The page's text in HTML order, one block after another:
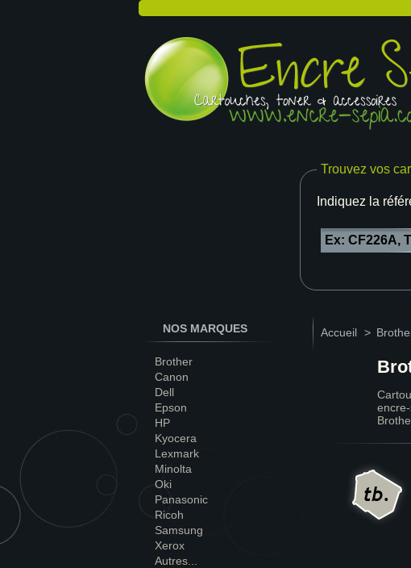
Trouvez vos
Indiquez la
NOS MARQUES
Brother
Canon
Dell
Epson
HP
Kyocera
Lexmark
Minolta
Oki
Panasonic
Ricoh
Samsung
Xerox
Autres...
Accueil >